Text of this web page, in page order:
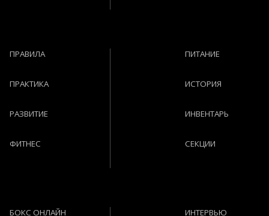
ПРАВИЛА
ПРАКТИКА
РАЗВИТИЕ
ФИТНЕС
ПИТАНИЕ
ИСТОРИЯ
ИНВЕНТАРЬ
СЕКЦИИ
БОКС ОНЛАЙН ИНТЕРВЬЮ